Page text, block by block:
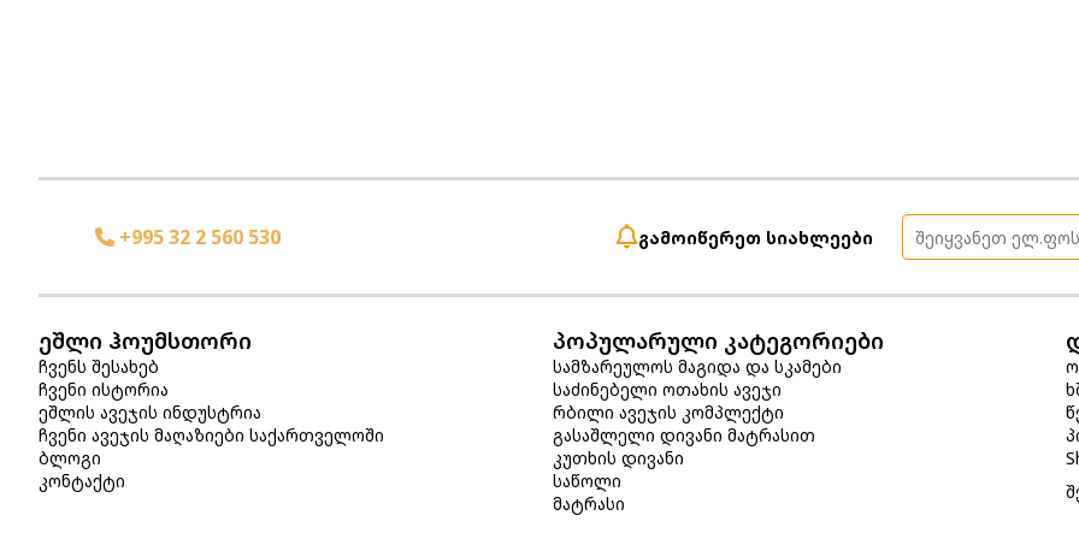
+995 32 2 560 530 გამოიწერეთ სიახლეები
ეშლი ჰოუმსთორი
ჩვენს შესახებ
ჩვენი ისტორია
ეშლის ავეჯის ინდუსტრია
ჩვენი ავეჯის მაღაზიები საქართველოში
ბლოგი
კონტაქტი
პოპულარული კატეგორიები
სამზარეულოს მაგიდა და სკამები
საძინებელი ოთახის ავეჯი
რბილი ავეჯის კომპლექტი
გასაშლელი დივანი მატრასით
კუთხის დივანი
საწოლი
მატრასი